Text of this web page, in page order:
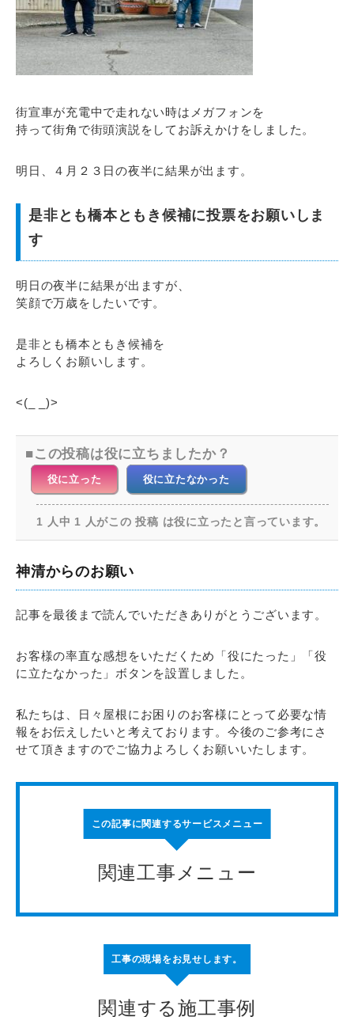
街宣車が充電中で走れない時はメガフォンを
持って街角で街頭演説をしてお訴えかけをしました。
明日、４月２３日の夜半に結果が出ます。
是非とも橋本ともき候補に投票をお願いしま
す
明日の夜半に結果が出ますが、
笑顔で万歳をしたいです。
是非とも橋本ともき候補を
よろしくお願いします。
<(_ _)>
この投稿は役に立ちましたか？
役に立った 役に立たなかった
1 人中 1 人がこの 投稿 は役に立ったと言っています。
神清からのお願い
記事を最後まで読んでいただきありがとうございます。
お客様の率直な感想をいただくため「役にたった」「役
に立たなかった」ボタンを設置しました。
私たちは、日々屋根にお困りのお客様にとって必要な情
報をお伝えしたいと考えております。今後のご参考にさ
せて頂きますのでご協力よろしくお願いいたします。
この記事に関連するサービスメニュー
関連工事メニュー
工事の現場をお見せします。
関連する施工事例